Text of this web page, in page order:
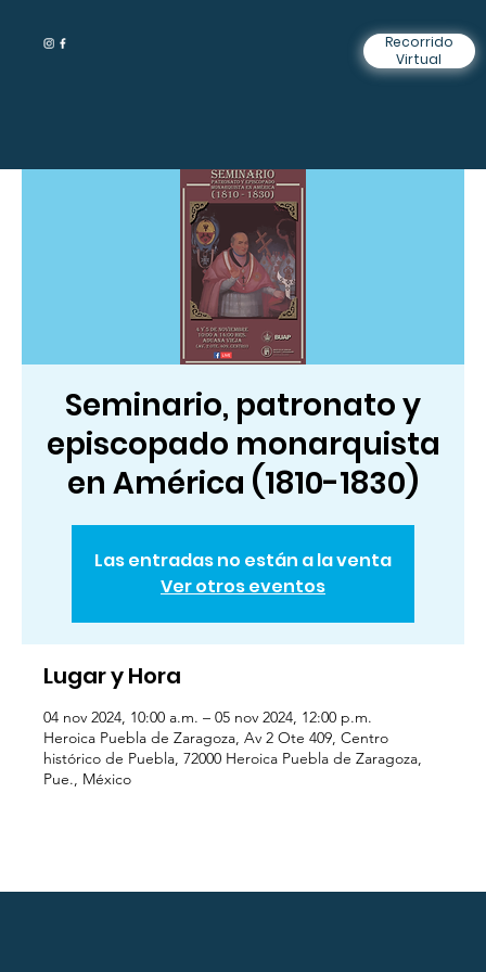
Recorrido
Virtual
Seminario, patronato y
episcopado monarquista
en América (1810-1830)
Las entradas no están a la venta
Ver otros eventos
Lugar y Hora
04 nov 2024, 10:00 a.m. – 05 nov 2024, 12:00 p.m.
Heroica Puebla de Zaragoza, Av 2 Ote 409, Centro
histórico de Puebla, 72000 Heroica Puebla de Zaragoza,
Pue., México